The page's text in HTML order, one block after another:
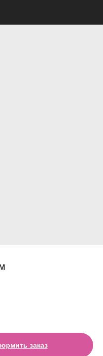
заказ